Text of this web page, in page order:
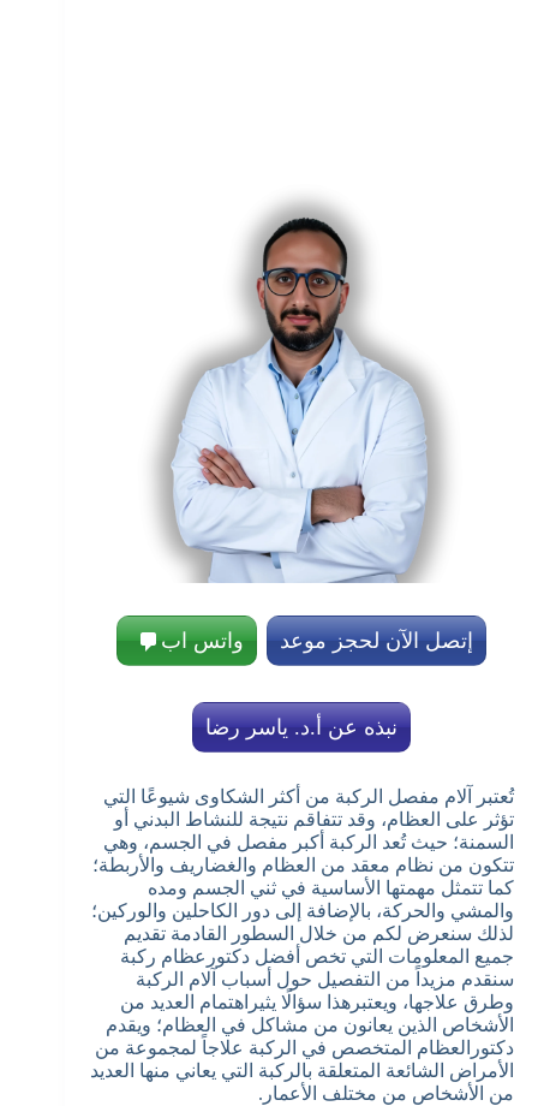
إتصل الآن لحجز موعد واتس اب
نبذه عن أ.د. ياسر رضا
تُعتبر آلام مفصل الركبة من أكثر الشكاوى شيوعًا التي
تؤثر على العظام، وقد تتفاقم نتيجة للنشاط البدني أو
السمنة؛ حيث تُعد الركبة أكبر مفصل في الجسم، وهي
تتكون من نظام معقد من العظام والغضاريف والأربطة؛
كما تتمثل مهمتها الأساسية في ثني الجسم ومده
والمشي والحركة، بالإضافة إلى دور الكاحلين والوركين؛
لذلك سنعرض لكم من خلال السطور القادمة تقديم
جميع المعلومات التي تخص أفضل دكتورعظام ركبة
سنقدم مزيداً من التفصيل حول أسباب آلام الركبة
وطرق علاجها، ويعتبرهذا سؤالًا يثيراهتمام العديد من
الأشخاص الذين يعانون من مشاكل في العظام؛ ويقدم
دكتورالعظام المتخصص في الركبة علاجاً لمجموعة من
الأمراض الشائعة المتعلقة بالركبة التي يعاني منها العديد
من الأشخاص من مختلف الأعمار.